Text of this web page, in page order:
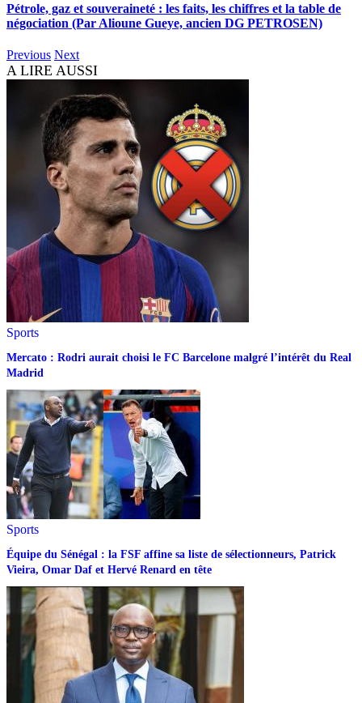
Pétrole, gaz et souveraineté : les faits, les chiffres et la table de
négociation (Par Alioune Gueye, ancien DG PETROSEN)
Previous Next
A LIRE AUSSI
Sports
Mercato : Rodri aurait choisi le FC Barcelone malgré l’intérêt du Real
Madrid
Sports
Équipe du Sénégal : la FSF affine sa liste de sélectionneurs, Patrick
Vieira, Omar Daf et Hervé Renard en tête